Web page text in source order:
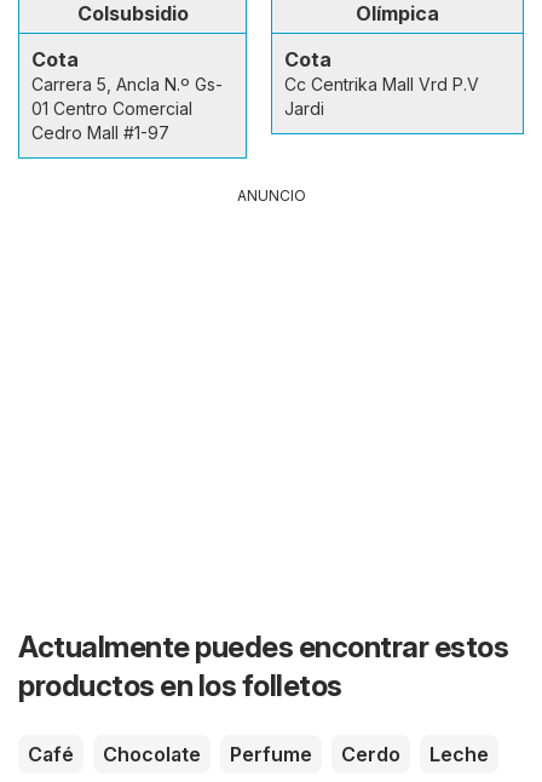
Colsubsidio
Cota
Carrera 5, Ancla N.º Gs-
01 Centro Comercial
Cedro Mall #1-97
Olímpica
Cota
Cc Centrika Mall Vrd P.V
Jardi
ANUNCIO
Actualmente puedes encontrar estos
productos en los folletos
Café Chocolate Perfume Cerdo
Leche